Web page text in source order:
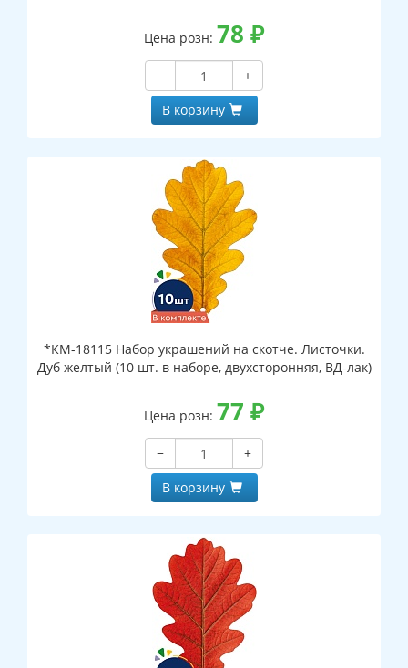
Цена розн: 78 ₽
−
+
В корзину
*КМ-18115 Набор украшений на скотче. Листочки.
Дуб желтый (10 шт. в наборе, двухсторонняя, ВД-лак)
Цена розн: 77 ₽
−
+
В корзину